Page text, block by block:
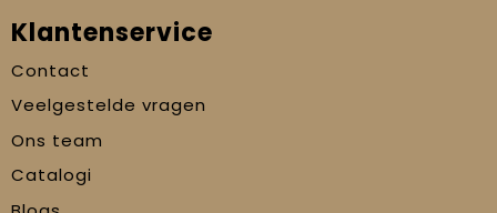
Klantenservice
Contact
Veelgestelde vragen
Ons team
Catalogi